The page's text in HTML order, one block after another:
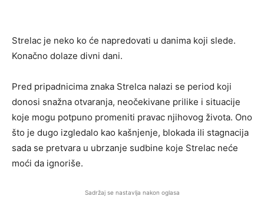
Strelac je neko ko će napredovati u danima koji slede.
Konačno dolaze divni dani.
Pred pripadnicima znaka Strelca nalazi se period koji
donosi snažna otvaranja, neočekivane prilike i situacije
koje mogu potpuno promeniti pravac njihovog života. Ono
što je dugo izgledalo kao kašnjenje, blokada ili stagnacija
sada se pretvara u ubrzanje sudbine koje Strelac neće
moći da ignoriše.
Sadržaj se nastavlja nakon oglasa